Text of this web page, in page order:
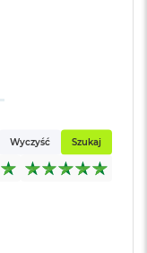
Wyczyść Szukaj